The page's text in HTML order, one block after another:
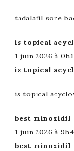
tadalafil sore
is topical
1 juin 2026 à
is topical
is topical
best minoxidil
1 juin 2026 à
best minoxidil